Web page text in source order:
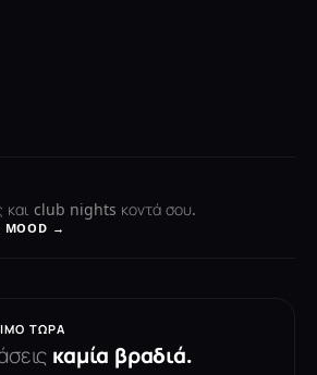
και club nights κοντά σου.
→
ΤΏΡΑ
καμία βραδιά.